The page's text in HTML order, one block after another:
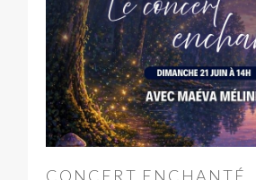
CONCERT ENCHANTÉ,